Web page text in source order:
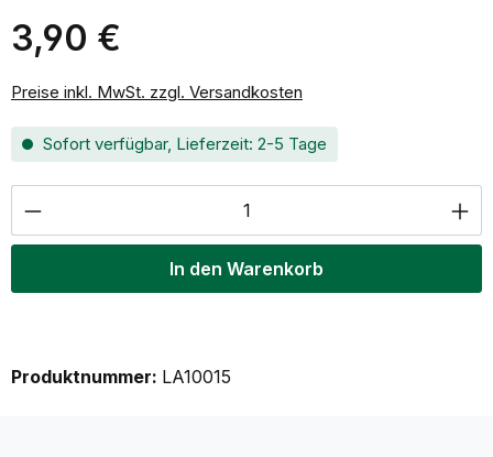
Regulärer Preis:
3,90 €
Preise inkl. MwSt. zzgl. Versandkosten
Sofort verfügbar, Lieferzeit: 2-5 Tage
Produkt Anzahl: Gib den gewünschten
In den Warenkorb
Produktnummer: LA10015